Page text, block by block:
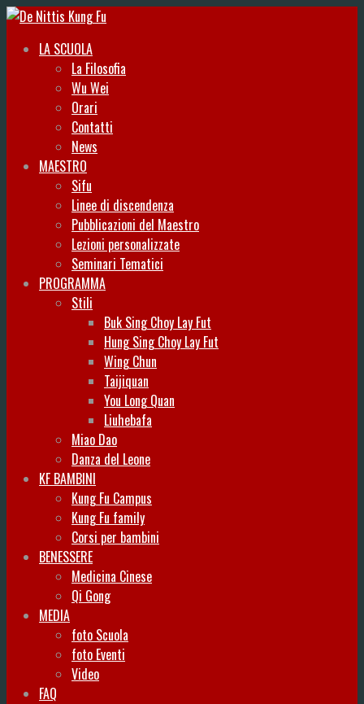
LA SCUOLA
La Filosofia
Wu Wei
Orari
Contatti
News
MAESTRO
Sifu
Linee di discendenza
Pubblicazioni del Maestro
Lezioni personalizzate
Seminari Tematici
PROGRAMMA
Stili
Buk Sing Choy Lay Fut
Hung Sing Choy Lay Fut
Wing Chun
Taijiquan
You Long Quan
Liuhebafa
Miao Dao
Danza del Leone
KF BAMBINI
Kung Fu Campus
Kung Fu family
Corsi per bambini
BENESSERE
Medicina Cinese
Qi Gong
MEDIA
foto Scuola
foto Eventi
Video
FAQ